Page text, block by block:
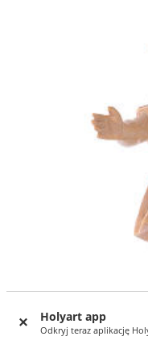
Holyart app
Odkryj teraz aplikację